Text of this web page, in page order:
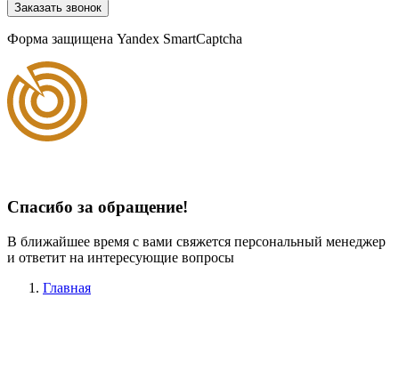
Заказать звонок
Форма защищена Yandex SmartCaptcha
Спасибо за обращение!
В ближайшее время с вами свяжется персональный менеджер
и ответит на интересующие вопросы
Главная